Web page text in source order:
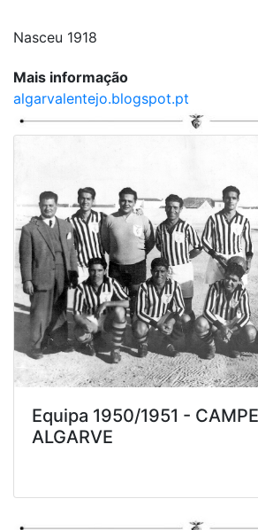
Nasceu 1918
Mais informação
algarvalentejo.blogspot.pt
Equipa 1950/1951 -
ALGARVE